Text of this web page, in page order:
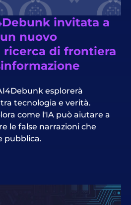
invitata a
nuovo
di frontiera
esplorerà
tecnologia e verità.
come l'IA può aiutare a
le false narrazioni che
pubblica.